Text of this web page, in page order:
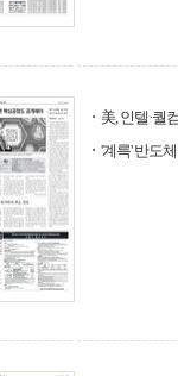
美, 인텔·퀄
'계륵' 반도